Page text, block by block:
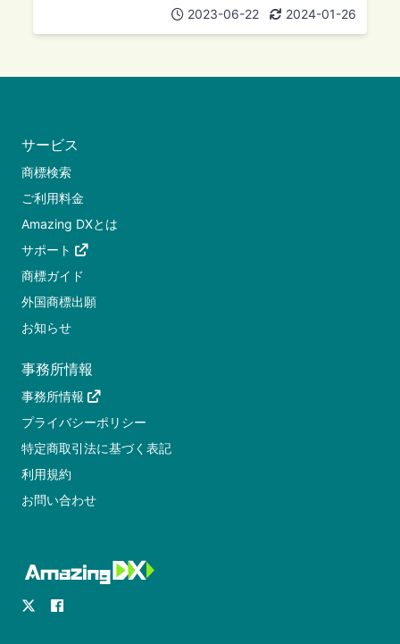
2023-06-22 2024-01-26
サービス
商標検索
ご利用料金
Amazing DXとは
サポート
商標ガイド
外国商標出願
お知らせ
事務所情報
事務所情報
プライバシーポリシー
特定商取引法に基づく表記
利用規約
お問い合わせ